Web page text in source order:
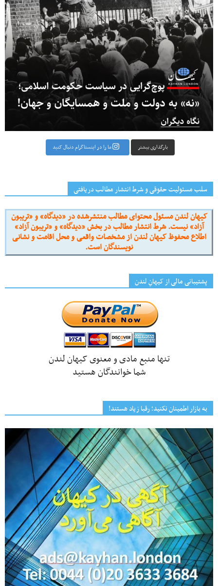
بارگذاری بیشتر ما را در اینستاگرام دنبال کنید
سلب مسئولیت حقوقی و شرط انتشار مطالب دریافتی
کیهان لندن مسئول محتوای مطالب منتشرشده در «دیدگاه» و «تریبون
آزاد» نیست. شرط انتشار مطالب در بخش «دیدگاه» و «تریبون آزاد»
اطلاع محفوظ کیهان لندن از مشخصات واقعی و محل اقامت و نشانی
نویسندگان است.
پشتیبانی مالی از کیهانِ لندن
تنها منبع مادی و معنوی کیهان لندن
شما خوانندگان هستید
به بازار اطمینان نکنید؛ رقبا زیاد هستند!